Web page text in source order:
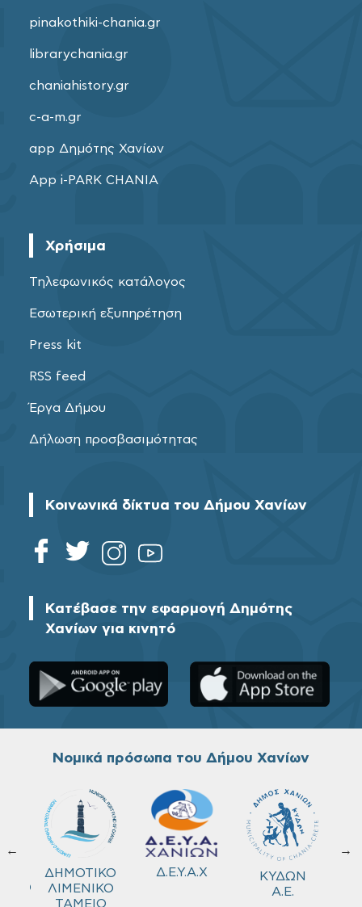
pinakothiki-chania.gr
librarychania.gr
chaniahistory.gr
c-a-m.gr
app Δημότης Χανίων
App i-PARK CHANIA
Χρήσιμα
Τηλεφωνικός κατάλογος
Εσωτερική εξυπηρέτηση
Press kit
RSS feed
Έργα Δήμου
Δήλωση προσβασιμότητας
Κοινωνικά δίκτυα του Δήμου Χανίων
Κατέβασε την εφαρμογή Δημότης
Χανίων για κινητό
Νομικά πρόσωπα του Δήμου Χανίων
←
ΔΗΜΟΤΙΚΟ
ΛΙΜΕΝΙΚΟ
ΤΑΜΕΙΟ
Δ.Ε.Υ.Α.Χ
ΚΥΔΩΝ
Α.Ε.
→